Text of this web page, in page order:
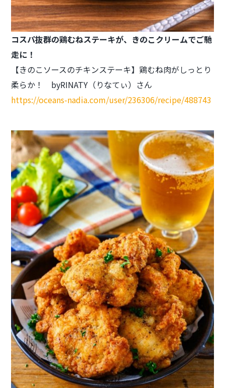
コスパ抜群の鶏むねステーキが、 きのこクリームでご馳
走に！
【きのこソースのチキンステーキ】鶏むね肉がしっとり
柔らか！ byRINATY（りなてぃ）さん
https://oceans-nadia.com/user/236306/recipe/488743